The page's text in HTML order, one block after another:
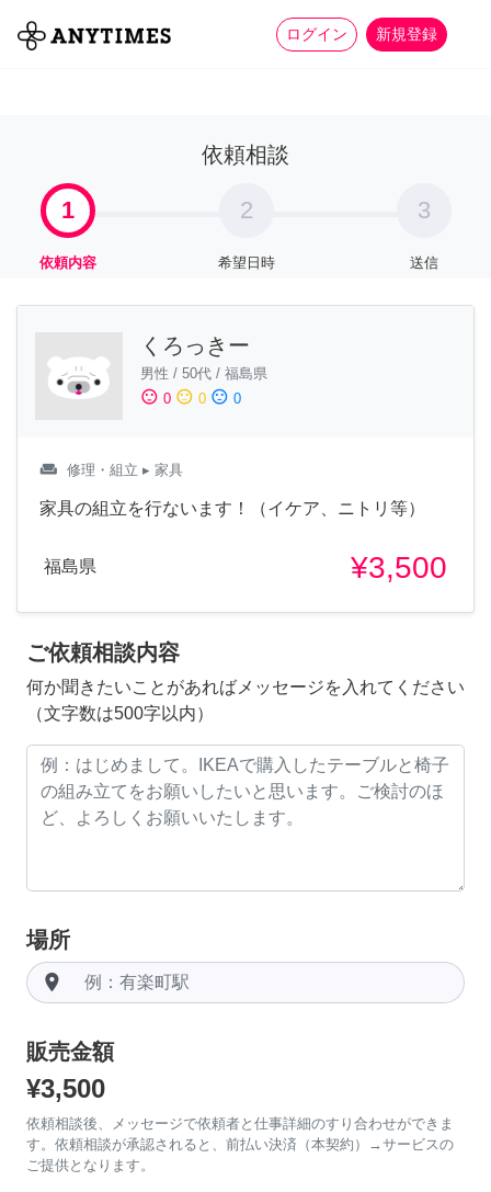
ログイン 新規登録
全て 家事 more_horiz
依頼相談
1
依頼内容
2
希望日時
3
送信
くろっきー
男性 / 50代 / 福島県
sentiment_satisfied 0 sentiment_neutral 0 sentiment_dissatisfied 0
weekend 修理・組立 ▸ 家具
家具の組立を行ないます！（イケア、ニトリ等）
福島県 ¥3,500
ご依頼相談内容
何か聞きたいことがあればメッセージを入れてください
（文字数は500字以内）
場所
room
販売金額
¥3,500
依頼相談後、メッセージで依頼者と仕事詳細のすり合わせができま
す。依頼相談が承認されると、前払い決済（本契約）→サービスの
ご提供となります。